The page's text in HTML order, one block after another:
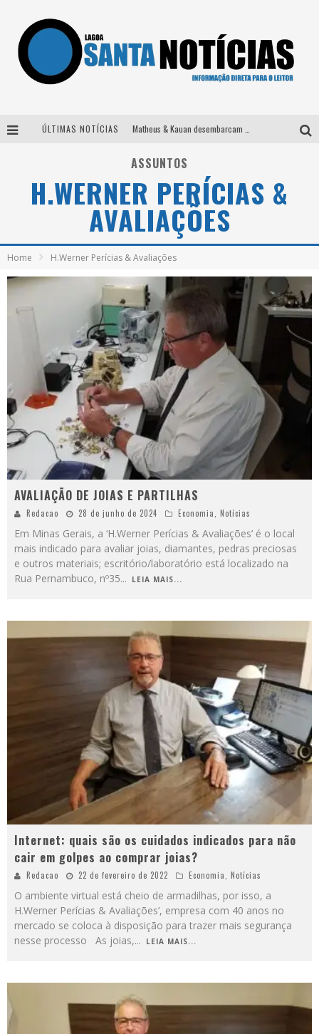
ÚLTIMAS NOTÍCIAS
Selo Moda Music confirma Bel Costa no palco Talentos da Terra do Pedro Leopoldo Rodeio Show
ASSUNTOS
H.WERNER PERÍCIAS &
AVALIAÇÕES
Home H.Werner Perícias & Avaliações
AVALIAÇÃO DE JOIAS E PARTILHAS
Redacao 28 de junho de 2024 Economia, Notícias
Em Minas Gerais, a ‘H.Werner Perícias & Avaliações’ é o local
mais indicado para avaliar joias, diamantes, pedras preciosas
e outros materiais; escritório/laboratório está localizado na
Rua Pernambuco, nº35... LEIA MAIS...
Internet: quais são os cuidados indicados para não
cair em golpes ao comprar joias?
Redacao 22 de fevereiro de 2022 Economia Notícias
O ambiente virtual está cheio de armadilhas, por isso, a
H.Werner Perícias & Avaliações’, empresa com 40 anos no
mercado se coloca à disposição para trazer mais segurança
nesse processo As joias,... LEIA MAIS...